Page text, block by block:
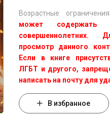
Возрастные ограничения:
может содержать
совершеннолетних.
просмотр данного
Если в книге
ЛГБТ и другого,
написать на почту для
В избранное